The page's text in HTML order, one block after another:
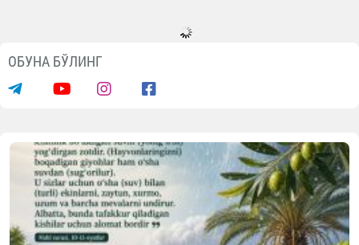
ОБУНА БЎЛИНГ